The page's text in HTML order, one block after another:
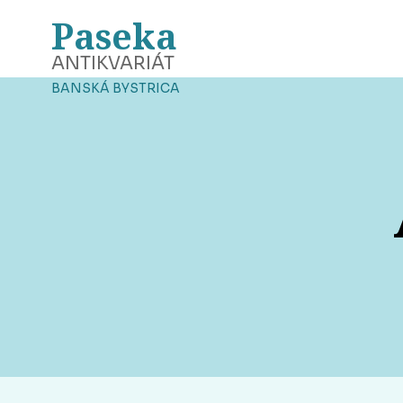
Paseka
ANTIKVARIÁT
BANSKÁ BYSTRICA